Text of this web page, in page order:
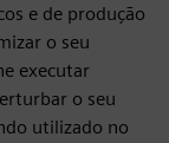
e de produção
o seu
executar
o seu
utilizado no